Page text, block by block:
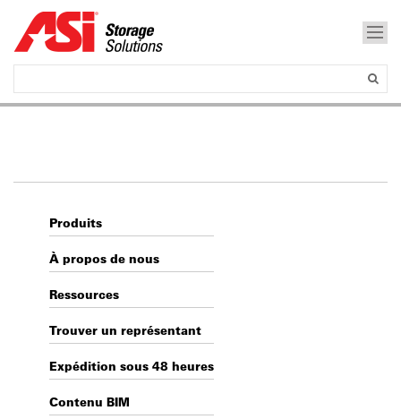
Produits
À propos de nous
Ressources
Trouver un représentant
Expédition sous 48 heures
Contenu BIM